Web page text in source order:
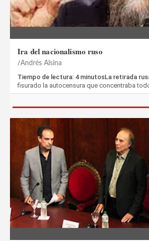
Ira del nacionalismo ruso
Andrés Alsina
Tiempo de lectura: 4 minutosLa retirada
fisurado la autocensura que concentraba